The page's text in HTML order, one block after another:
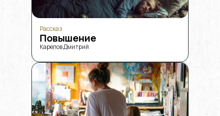
Рассказ
Повышение
Карелов Дмитрий